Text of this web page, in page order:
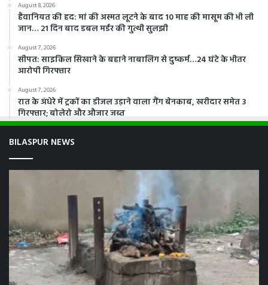
August 8, 2026
हैवानियत की हद: मां की अस्मत लूटने के बाद 10 माह की मासूम की भी ली
जान… 21 दिन बाद डबल मर्डर की गुत्थी सुलझी
August 7, 2026
सीपत: साइकिल सिखाने के बहाने नाबालिग से दुष्कर्म…24 घंटे के भीतर
आरोपी गिरफ्तार
August 7, 2026
रात के अंधेरे में ट्रकों का डीजल उड़ाने वाला गैंग बेनकाब, खरीदार समेत 3
गिरफ्तार; बोलेरो और औजार जब्त
BILASPUR NEWS